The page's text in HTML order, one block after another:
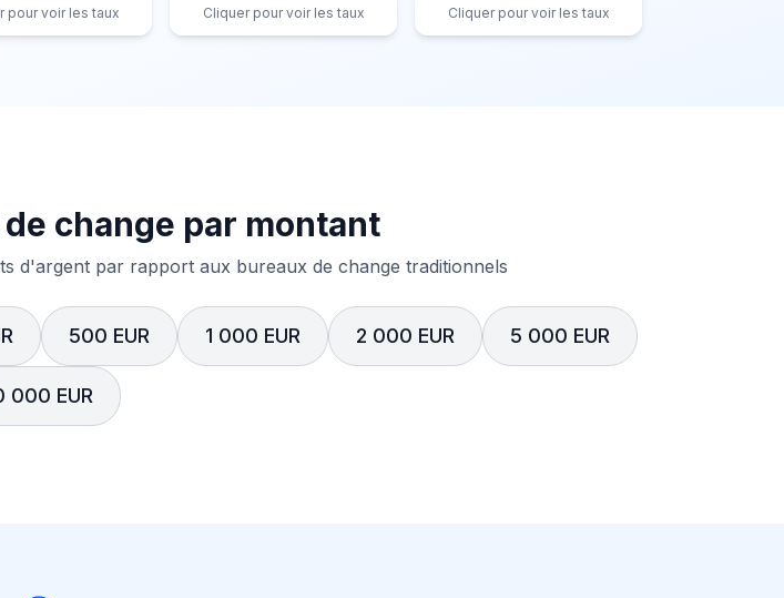
pour voir les taux Cliquer pour voir les taux Cliquer pour voir les taux
change par montant
d'argent par rapport aux bureaux de change traditionnels
500 EUR 1 000 EUR 2 000 EUR 5 000 EUR
000 EUR